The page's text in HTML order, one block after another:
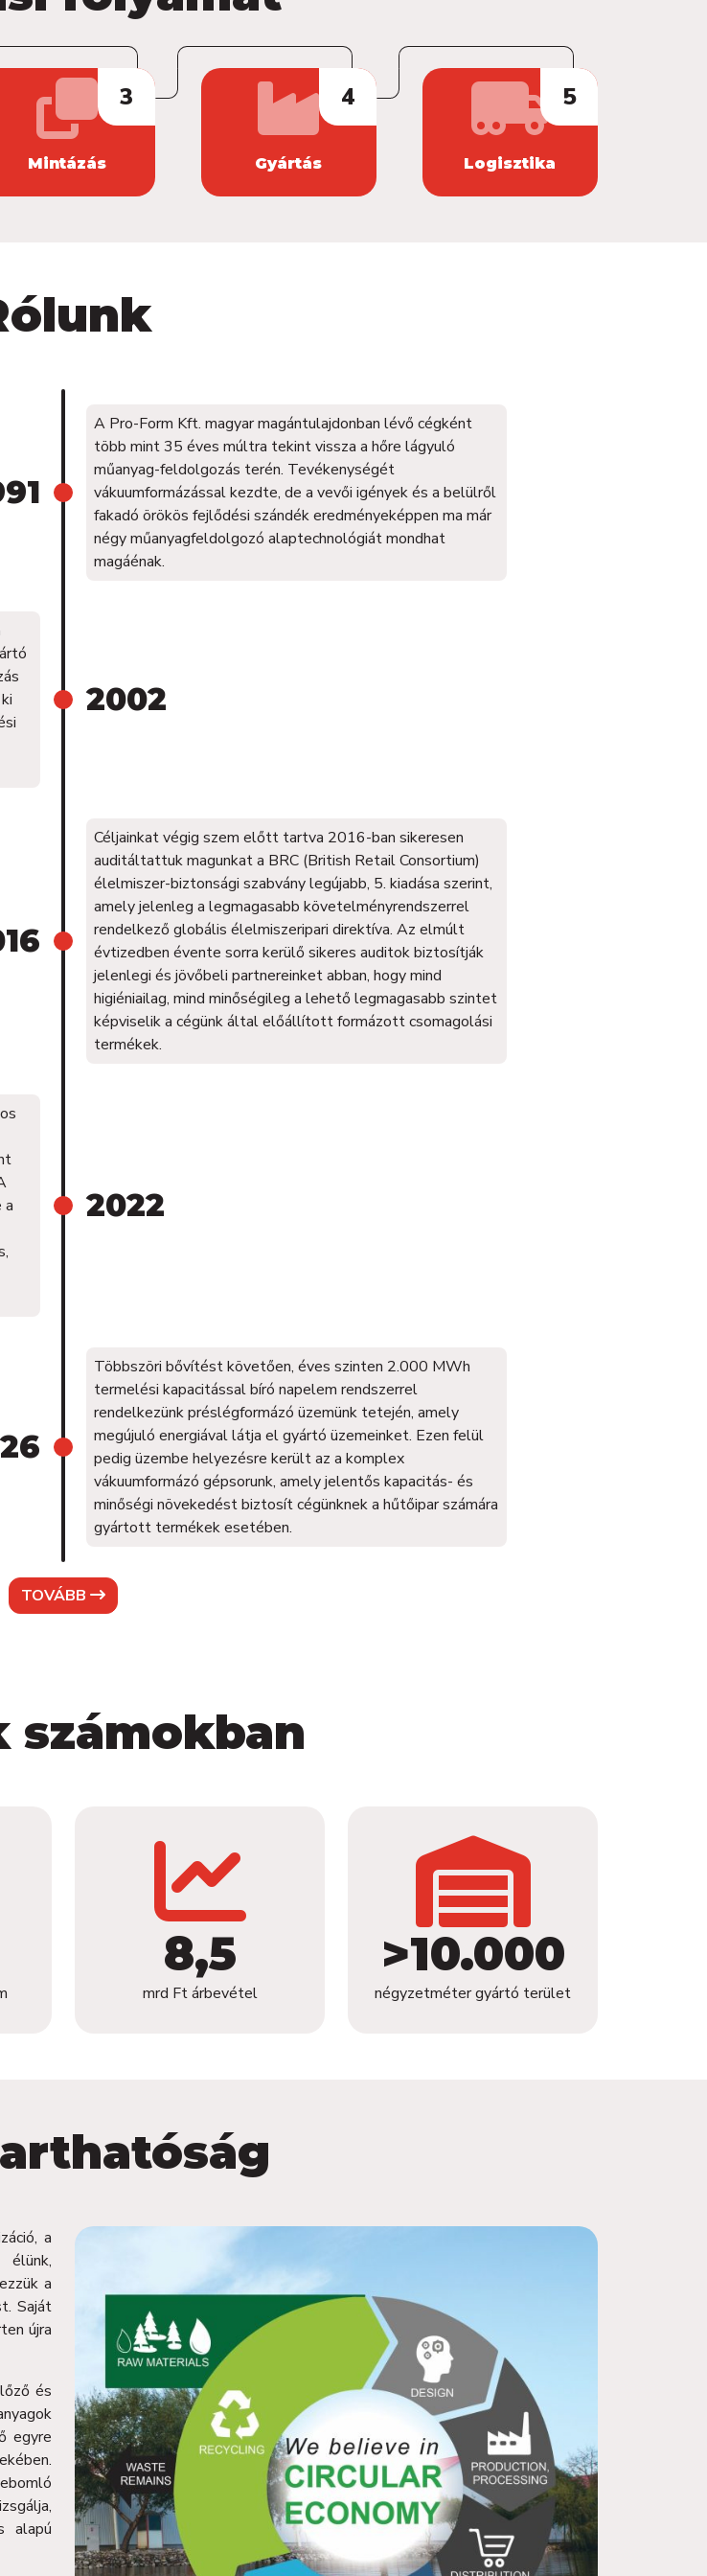
Mintázás
3
Gyártás
4
Logisztika
5
A Pro-Form Kft. magyar magántulajdonban lévő cégként
több mint 35 éves múltra tekint vissza a hőre lágyuló
műanyag-feldolgozás terén. Tevékenységét
vákuumformázással kezdte, de a vevői igények és a belülről
fakadó örökös fejlődési szándék eredményeképpen ma már
négy műanyagfeldolgozó alaptechnológiát mondhat
magáénak.
2002
Céljainkat végig szem előtt tartva 2016-ban sikeresen
auditáltattuk magunkat a BRC (British Retail Consortium)
élelmiszer-biztonsági szabvány legújabb, 5. kiadása szerint,
amely jelenleg a legmagasabb követelményrendszerrel
rendelkező globális élelmiszeripari direktíva. Az elmúlt
évtizedben évente sorra kerülő sikeres auditok biztosítják
jelenlegi és jövőbeli partnereinket abban, hogy mind
higiéniailag, mind minőségileg a lehető legmagasabb szintet
képviselik a cégünk által előállított formázott csomagolási
termékek.
2022
a
Többszöri bővítést követően, éves szinten 2.000 MWh
termelési kapacitással bíró napelem rendszerrel
rendelkezünk préslégformázó üzemünk tetején, amely
megújuló energiával látja el gyártó üzemeinket. Ezen felül
pedig üzembe helyezésre került az a komplex
vákuumformázó gépsorunk, amely jelentős kapacitás- és
minőségi növekedést biztosít cégünknek a hűtőipar számára
gyártott termékek esetében.
TOVÁBB
számokban
8,5
mrd Ft árbevétel
>10.000
négyzetméter gyártó terület
a
a
Saját
újra
és
egyre
alapú